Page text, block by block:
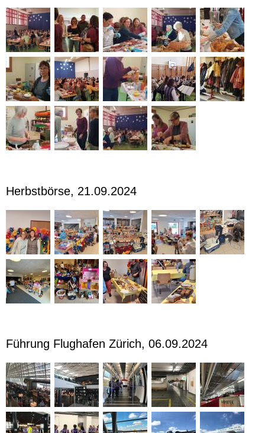
Herbstbörse, 21.09.2024
Führung Flughafen Zürich, 06.09.2024